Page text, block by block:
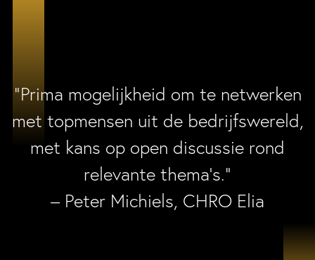
“Prima mogelijkheid om te netwerken
met topmensen uit de bedrijfswereld,
met kans op open discussie rond
relevante thema’s.”
– Peter Michiels, CHRO Elia